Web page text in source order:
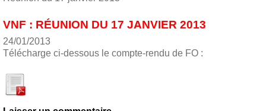
VNF : RÉUNION DU 17 JANVIER 2013
24/01/2013
Télécharge ci-dessous le compte-rendu de FO :